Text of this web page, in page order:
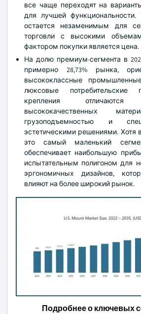
все чаще переходят на
для лучшей
остается незаменимым для
торговли с высокими
фактором покупки является цена.
На долю премиум-сегмента в
примерно 28,73% рынка,
высококлассные
люксовые потребительские
крепления отличаются
высококачественных
грузоподъемностью и
эстетическими решениями. Хотя
это самый маленький
обеспечивает наибольшую
испытательным полигоном для
эргономичных дизайнов,
влияют на более широкий рынок.
Подробнее о ключевых